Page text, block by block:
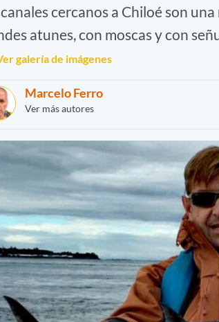
cercanos a Chiloé son
atunes, con moscas y con
galería de imágenes
Marcelo Ferro
Ver más autores